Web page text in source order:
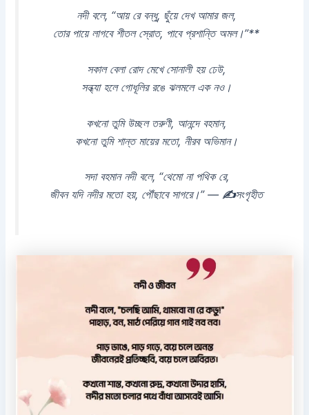
নদী বলে, “আয় রে বন্ধু, ছুঁয়ে দেখ আমার জল,
তোর পায়ে লাগবে শীতল স্রোত, পাবে প্রশান্তি অমল।”**
সকাল বেলা রোদ মেখে সোনালী হয় ঢেউ,
সন্ধ্যা হলে গোধূলির রঙে ঝলমলে এক নও।
কখনো তুমি উচ্ছল তরুণী, আনন্দে বহমান,
কখনো তুমি শান্ত মায়ের মতো, নীরব অভিমান।
সদা বহমান নদী বলে, “থেমো না পথিক রে,
জীবন যদি নদীর মতো হয়, পৌঁছাবে সাগরে।” — ✍সংগৃহীত